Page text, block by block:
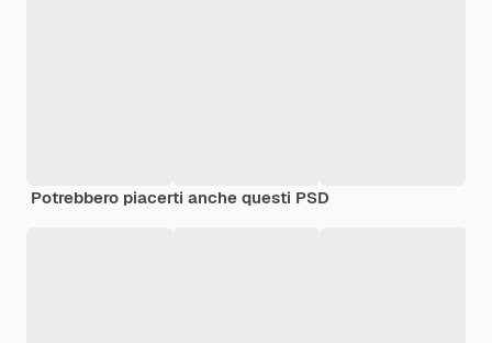
Potrebbero piacerti anche questi PSD